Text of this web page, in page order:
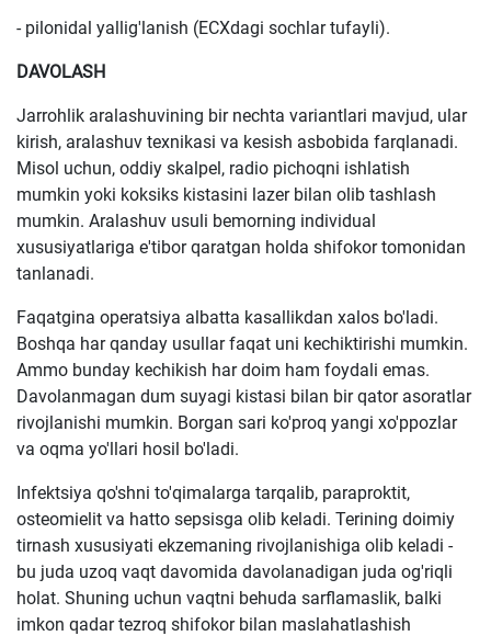
- pilonidal yallig'lanish (ECXdagi sochlar tufayli).
DAVOLASH
Jarrohlik aralashuvining bir nechta variantlari mavjud, ular
kirish, aralashuv texnikasi va kesish asbobida farqlanadi.
Misol uchun, oddiy skalpel, radio pichoqni ishlatish
mumkin yoki koksiks kistasini lazer bilan olib tashlash
mumkin. Aralashuv usuli bemorning individual
xususiyatlariga e'tibor qaratgan holda shifokor tomonidan
tanlanadi.
Faqatgina operatsiya albatta kasallikdan xalos bo'ladi.
Boshqa har qanday usullar faqat uni kechiktirishi mumkin.
Ammo bunday kechikish har doim ham foydali emas.
Davolanmagan dum suyagi kistasi bilan bir qator asoratlar
rivojlanishi mumkin. Borgan sari ko'proq yangi xo'ppozlar
va oqma yo'llari hosil bo'ladi.
Infektsiya qo'shni to'qimalarga tarqalib, paraproktit,
osteomielit va hatto sepsisga olib keladi. Terining doimiy
tirnash xususiyati ekzemaning rivojlanishiga olib keladi -
bu juda uzoq vaqt davomida davolanadigan juda og'riqli
holat. Shuning uchun vaqtni behuda sarflamaslik, balki
imkon qadar tezroq shifokor bilan maslahatlashish